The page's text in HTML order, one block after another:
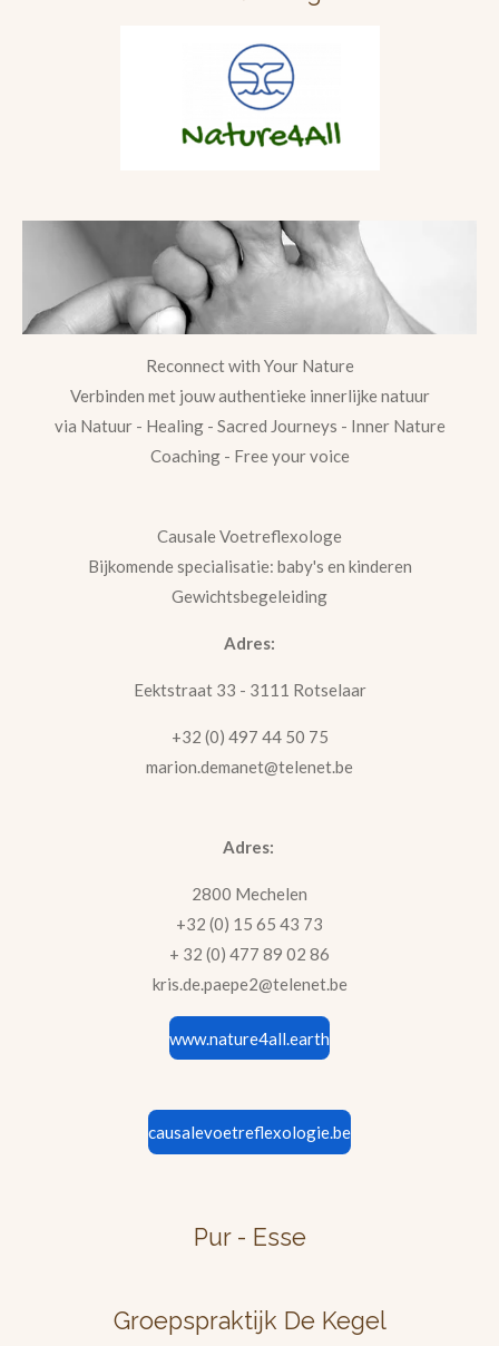
Reconnect with Your Nature
Verbinden met jouw authentieke innerlijke natuur
via Natuur - Healing - Sacred Journeys - Inner Nature
Coaching - Free your voice
Causale Voetreflexologe
Bijkomende specialisatie: baby's en kinderen
Gewichtsbegeleiding
Adres:
Eektstraat 33 - 3111 Rotselaar
+32 (0) 497 44 50 75
marion.demanet@telenet.be
Adres:
2800 Mechelen
+32 (0) 15 65 43 73
+ 32 (0) 477 89 02 86
kris.de.paepe2@telenet.be
www.nature4all.earth
causalevoetreflexologie.be
Pur - Esse
Groepspraktijk De Kegel